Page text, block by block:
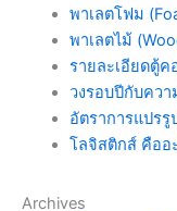
พาเลตโฟม
พาเลตไม้
รายละเอียดตู้ค
วงรอบปีกับคว
อัตราการแปรรู
โลจิสติกส์ คืออ
Archives